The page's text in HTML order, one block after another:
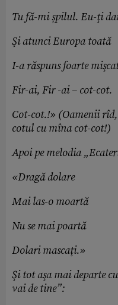
Tu fă-mi șpilul. Eu-ţi
Şi atunci Europa toată
I-a răspuns foarte
Fir-ai, Fir -ai – cot-cot.
Cot-cot.!» (Oamenii
cotul cu mîna cot-cot!)
Apoi pe melodia
«Dragă dolare
Mai las-o moartă
Nu se mai poartă
Dolari mascaţi.»
Şi tot aşa mai departe
vai de tine”: